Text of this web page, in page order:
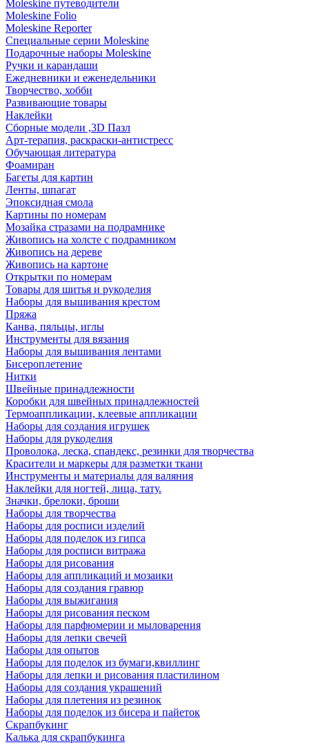
Moleskine путеводители
Moleskine Folio
Moleskine Reporter
Специальные серии Moleskine
Подарочные наборы Moleskine
Ручки и карандаши
Ежедневники и еженедельники
Творчество, хобби
Развивающие товары
Наклейки
Сборные модели ,3D Пазл
Арт-терапия, раскраски-антистресс
Обучающая литература
Фоамиран
Багеты для картин
Ленты, шпагат
Эпоксидная смола
Картины по номерам
Мозайка стразами на подрамнике
Живопись на холсте с подрамником
Живопись на дереве
Живопись на картоне
Открытки по номерам
Товары для шитья и рукоделия
Наборы для вышивания крестом
Пряжа
Канва, пяльцы, иглы
Инструменты для вязания
Наборы для вышивания лентами
Бисероплетение
Нитки
Швейные принадлежности
Коробки для швейных принадлежностей
Термоаппликации, клеевые аппликации
Наборы для создания игрушек
Наборы для рукоделия
Проволока, леска, спандекс, резинки для творчества
Красители и маркеры для разметки ткани
Инструменты и материалы для валяния
Наклейки для ногтей, лица, тату.
Значки, брелоки, броши
Наборы для творчества
Наборы для росписи изделий
Наборы для поделок из гипса
Наборы для росписи витража
Наборы для рисования
Наборы для аппликаций и мозаики
Наборы для создания гравюр
Наборы для выжигания
Наборы для рисования песком
Наборы для парфюмерии и мыловарения
Наборы для лепки свечей
Наборы для опытов
Наборы для поделок из бумаги,квиллинг
Наборы для лепки и рисования пластилином
Наборы для создания украшений
Наборы для плетения из резинок
Наборы для поделок из бисера и пайеток
Скрапбукинг
Калька для скрапбукинга